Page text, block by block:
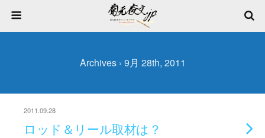
Archives › 9月 28th, 2011
2011.09.28
ロッド＆リール取材は？